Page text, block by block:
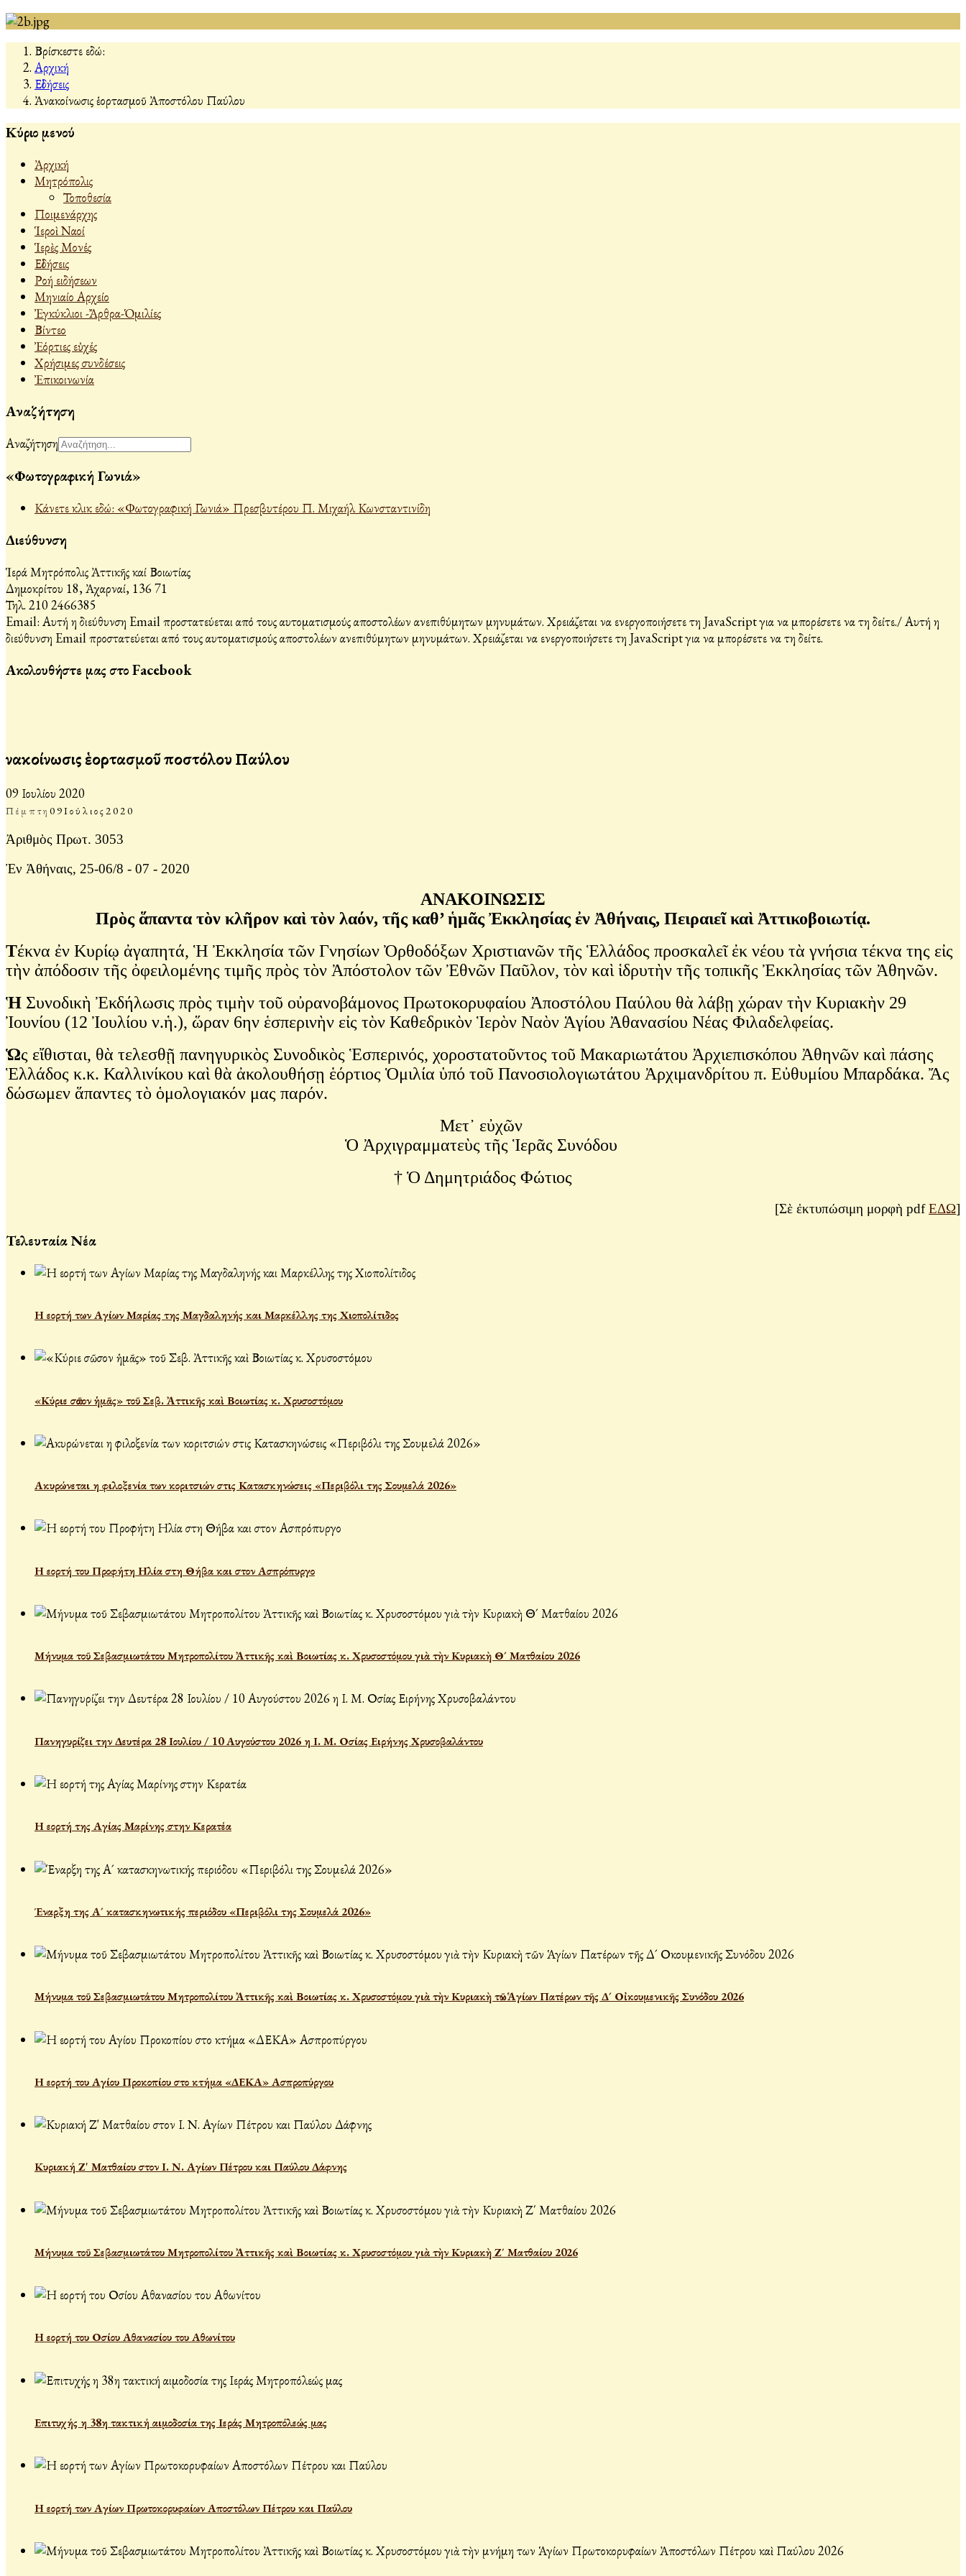
Βρίσκεστε εδώ:
Αρχική
Εἰδήσεις
Ἀνακοίνωσις ἑορτασμοῦ Ἀποστόλου Παύλου
Κύριο μενού
Ἀρχική
Μητρόπολις
Τοποθεσία
Ποιμενάρχης
Ἱεροὶ Ναοί
Ἱερὲς Μονές
Εἰδήσεις
Ροή ειδήσεων
Μηνιαίο Αρχείο
Ἐγκύκλιοι -Ἄρθρα-Ὁμιλίες
Βίντεο
Ἐόρτιες εὐχές
Χρήσιμες συνδέσεις
Ἐπικοινωνία
Αναζήτηση
Αναζήτηση
«Φωτογραφική Γωνιά»
Κάνετε κλικ εδώ: «Φωτογραφική Γωνιά» Πρεσβυτέρου Π. Μιχαήλ Κωνσταντινίδη
Διεύθυνση
Ἱερά Μητρόπολις Ἀττικῆς καί Βοιωτίας
Δημοκρίτου 18, Ἀχαρναί, 136 71
Τηλ. 210 2466385
Email: Αυτή η διεύθυνση Email προστατεύεται από τους αυτοματισμούς αποστολέων ανεπιθύμητων μηνυμάτων. Χρειάζεται να ενεργοποιήσετε τη JavaScript για να μπορέσετε να τη δείτε./Αυτή η
διεύθυνση Email προστατεύεται από τους αυτοματισμούς αποστολέων ανεπιθύμητων μηνυμάτων. Χρειάζεται να ενεργοποιήσετε τη JavaScript για να μπορέσετε να τη δείτε.
Ακολουθήστε μας στο Facebook
Ἀνακοίνωσις ἑορτασμοῦ Ἀποστόλου Παύλου
09 Ιουλίου 2020
Πέμπτη09Ιούλιος2020
Ἀριθμὸς Πρωτ. 3053
Ἐν Ἀθήναις, 25-06/8 - 07 - 2020
ΑΝΑΚΟΙΝΩΣΙΣ
Πρὸς ἅπαντα τὸν κλῆρον καὶ τὸν λαόν, τῆς καθ’ ἡμᾶς Ἐκκλησίας ἐν Ἀθήναις, Πειραιεῖ καὶ Ἀττικοβοιωτίᾳ.
Τέκνα ἐν Κυρίῳ ἀγαπητά, Ἡ Ἐκκλησία τῶν Γνησίων Ὀρθοδόξων Χριστιανῶν τῆς Ἑλλάδος προσκαλεῖ ἐκ νέου τὰ γνήσια τέκνα της εἰς
τὴν ἀπόδοσιν τῆς ὀφειλομένης τιμῆς πρὸς τὸν Ἀπόστολον τῶν Ἐθνῶν Παῦλον, τὸν καὶ ἱδρυτὴν τῆς τοπικῆς Ἐκκλησίας τῶν Ἀθηνῶν.
Ἡ Συνοδικὴ Ἐκδήλωσις πρὸς τιμὴν τοῦ οὐρανοβάμονος Πρωτοκορυφαίου Ἀποστόλου Παύλου θὰ λάβῃ χώραν τὴν Κυριακὴν 29
Ἰουνίου (12 Ἰουλίου ν.ἡ.), ὥραν 6ην ἑσπερινὴν εἰς τὸν Καθεδρικὸν Ἱερὸν Ναὸν Ἁγίου Ἀθανασίου Νέας Φιλαδελφείας.
Ὡς εἴθισται, θὰ τελεσθῇ πανηγυρικὸς Συνοδικὸς Ἑσπερινός, χοροστατοῦντος τοῦ Μακαριωτάτου Ἀρχιεπισκόπου Ἀθηνῶν καὶ πάσης
Ἑλλάδος κ.κ. Καλλινίκου καὶ θὰ ἀκολουθήσῃ ἑόρτιος Ὁμιλία ὑπό τοῦ Πανοσιολογιωτάτου Ἀρχιμανδρίτου π. Εὐθυμίου Μπαρδάκα. Ἄς
δώσωμεν ἅπαντες τὸ ὁμολογιακόν μας παρόν.
Μετ᾿ εὐχῶν
Ὁ Ἀρχιγραμματεὺς τῆς Ἱερᾶς Συνόδου
† Ὁ Δημητριάδος Φώτιος
[Σὲ ἐκτυπώσιμη μορφὴ pdfΕΔΩ]
Τελευταία Νέα
Η εορτή των Αγίων Μαρίας της Μαγδαληνής και Μαρκέλλης της Χιοπολίτιδος
«Κύριε σῶσον ἡμᾶς» τοῦ Σεβ. Ἀττικῆς καὶ Βοιωτίας κ. Χρυσοστόμου
Ακυρώνεται η φιλοξενία των κοριτσιών στις Κατασκηνώσεις «Περιβόλι της Σουμελά 2026»
Η εορτή του Προφήτη Ηλία στη Θήβα και στον Ασπρόπυργο
Μήνυμα τοῦ Σεβασμιωτάτου Μητροπολίτου Ἀττικῆς καὶ Βοιωτίας κ. Χρυσοστόμου γιὰ τὴν Κυριακὴ Θ´ Ματθαίου 2026
Πανηγυρίζει την Δευτέρα 28 Ιουλίου / 10 Αυγούστου 2026 η Ι. Μ. Οσίας Ειρήνης Χρυσοβαλάντου
Η εορτή της Αγίας Μαρίνης στην Κερατέα
Έναρξη της Α´ κατασκηνωτικής περιόδου «Περιβόλι της Σουμελά 2026»
Μήνυμα τοῦ Σεβασμιωτάτου Μητροπολίτου Ἀττικῆς καὶ Βοιωτίας κ. Χρυσοστόμου γιὰ τὴν Κυριακὴ τῶν Ἁγίων Πατέρων τῆς Δ´ Οἰκουμενικῆς Συνόδου 2026
Η εορτή του Αγίου Προκοπίου στο κτήμα «ΔΕΚΑ» Ασπροπύργου
Κυριακή Ζ' Ματθαίου στον Ι. Ν. Αγίων Πέτρου και Παύλου Δάφνης
Μήνυμα τοῦ Σεβασμιωτάτου Μητροπολίτου Ἀττικῆς καὶ Βοιωτίας κ. Χρυσοστόμου γιὰ τὴν Κυριακὴ Ζ΄ Ματθαίου 2026
Η εορτή του Οσίου Αθανασίου του Αθωνίτου
Επιτυχής η 38η τακτική αιμοδοσία της Ιεράς Μητροπόλεώς μας
Η εορτή των Αγίων Πρωτοκορυφαίων Αποστόλων Πέτρου και Παύλου